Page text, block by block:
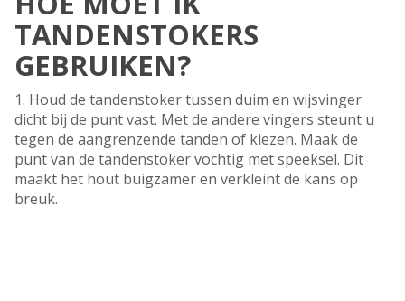
TANDENSTOKERS
GEBRUIKEN?
1. Houd de tandenstoker tussen duim en wijsvinger
dicht bij de punt vast. Met de andere vingers steunt u
tegen de aangrenzende tanden of kiezen. Maak de
punt van de tandenstoker vochtig met speeksel. Dit
maakt het hout buigzamer en verkleint de kans op
breuk.